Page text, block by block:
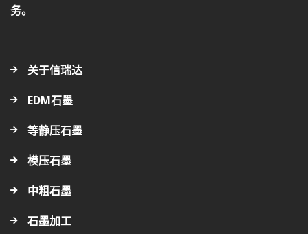
务。
关于信瑞达
EDM石墨
等静压石墨
模压石墨
中粗石墨
石墨加工